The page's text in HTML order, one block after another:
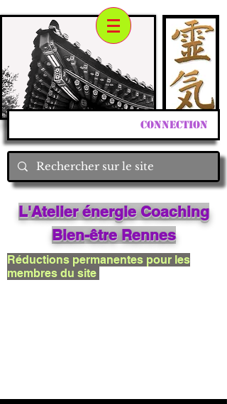
Connection
L'Atelier énergie Coaching
Bien-être Rennes
Réductions permanentes pour les
membres du site